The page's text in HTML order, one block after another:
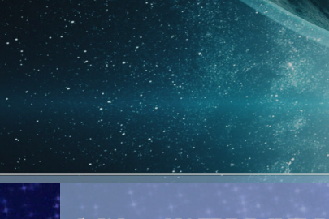
Alianzas
Que la paz reine en la Tierra y